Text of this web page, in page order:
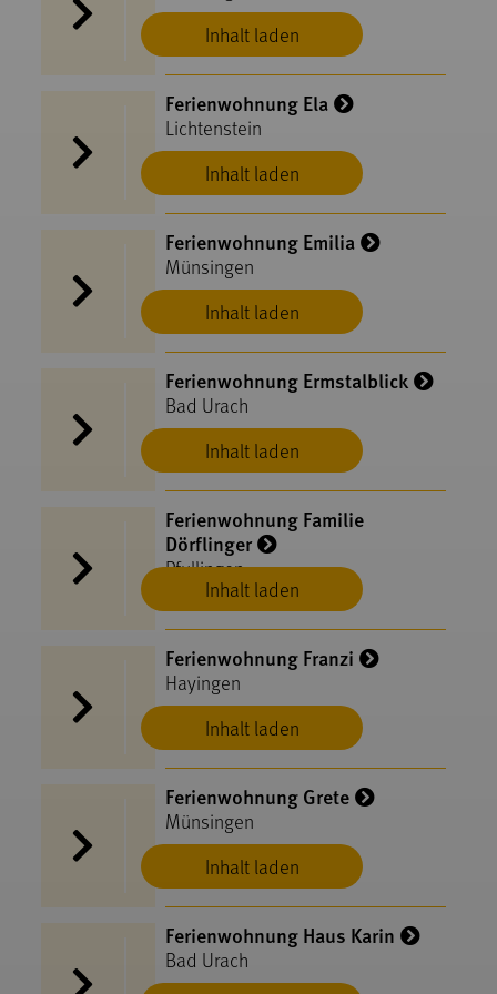
Inhalt laden
Inhalt laden
Ferienwohnung Ela
Lichtenstein
Inhalt laden
Ferienwohnung Emilia
Münsingen
Inhalt laden
Ferienwohnung Ermstalblick
Bad Urach
Inhalt laden
Ferienwohnung Familie
Dörflinger
Pfullingen
Inhalt laden
Ferienwohnung Franzi
Hayingen
Inhalt laden
Ferienwohnung Grete
Münsingen
Ferienwohnung Haus Karin
Bad Urach